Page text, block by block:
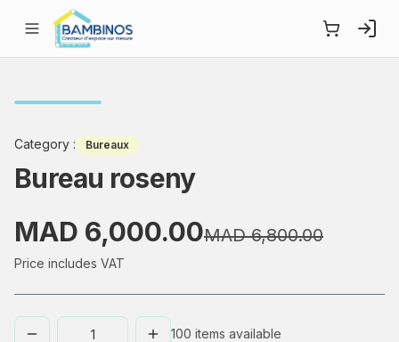
Category : Bureaux
Bureau roseny
MAD 6,000.00MAD 6,800.00
Price includes VAT
100 items available